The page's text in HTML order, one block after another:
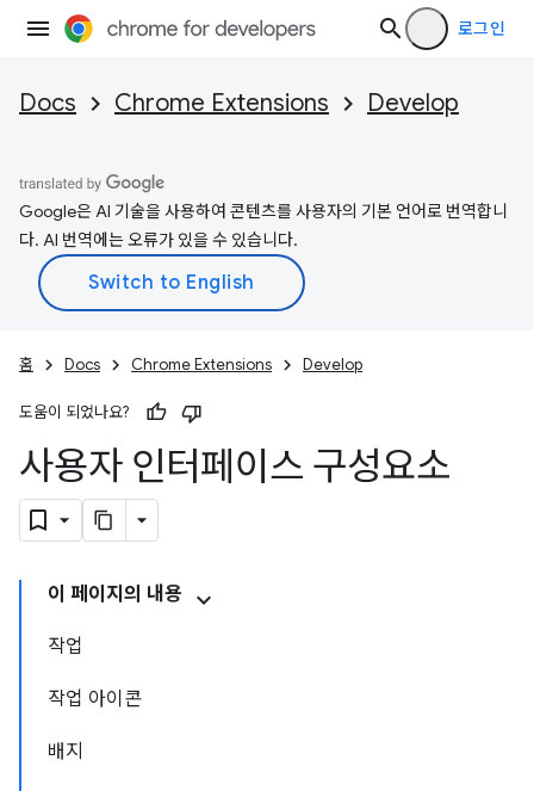
로그인
Docs Chrome Extensions Develop
Google은 AI 기술을 사용하여 콘텐츠를 사용자의 기본 언어로 번역합니
다. AI 번역에는 오류가 있을 수 있습니다.
홈 Docs Chrome Extensions Develop
도움이 되었나요?
사용자 인터페이스 구성요소
이 페이지의 내용
작업
작업 아이콘
배지